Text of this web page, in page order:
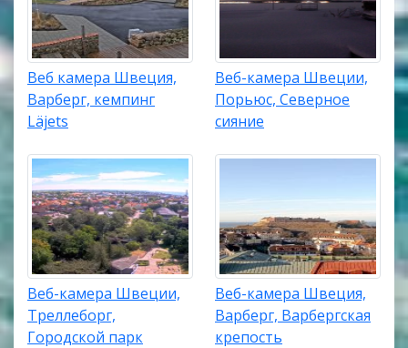
Веб камера Швеция,
Варберг, кемпинг
Läjets
Веб-камера Швеции,
Порьюс, Северное
сияние
Веб-камера Швеции,
Треллеборг,
Городской парк
Веб-камера Швеция,
Варберг, Варбергская
крепость